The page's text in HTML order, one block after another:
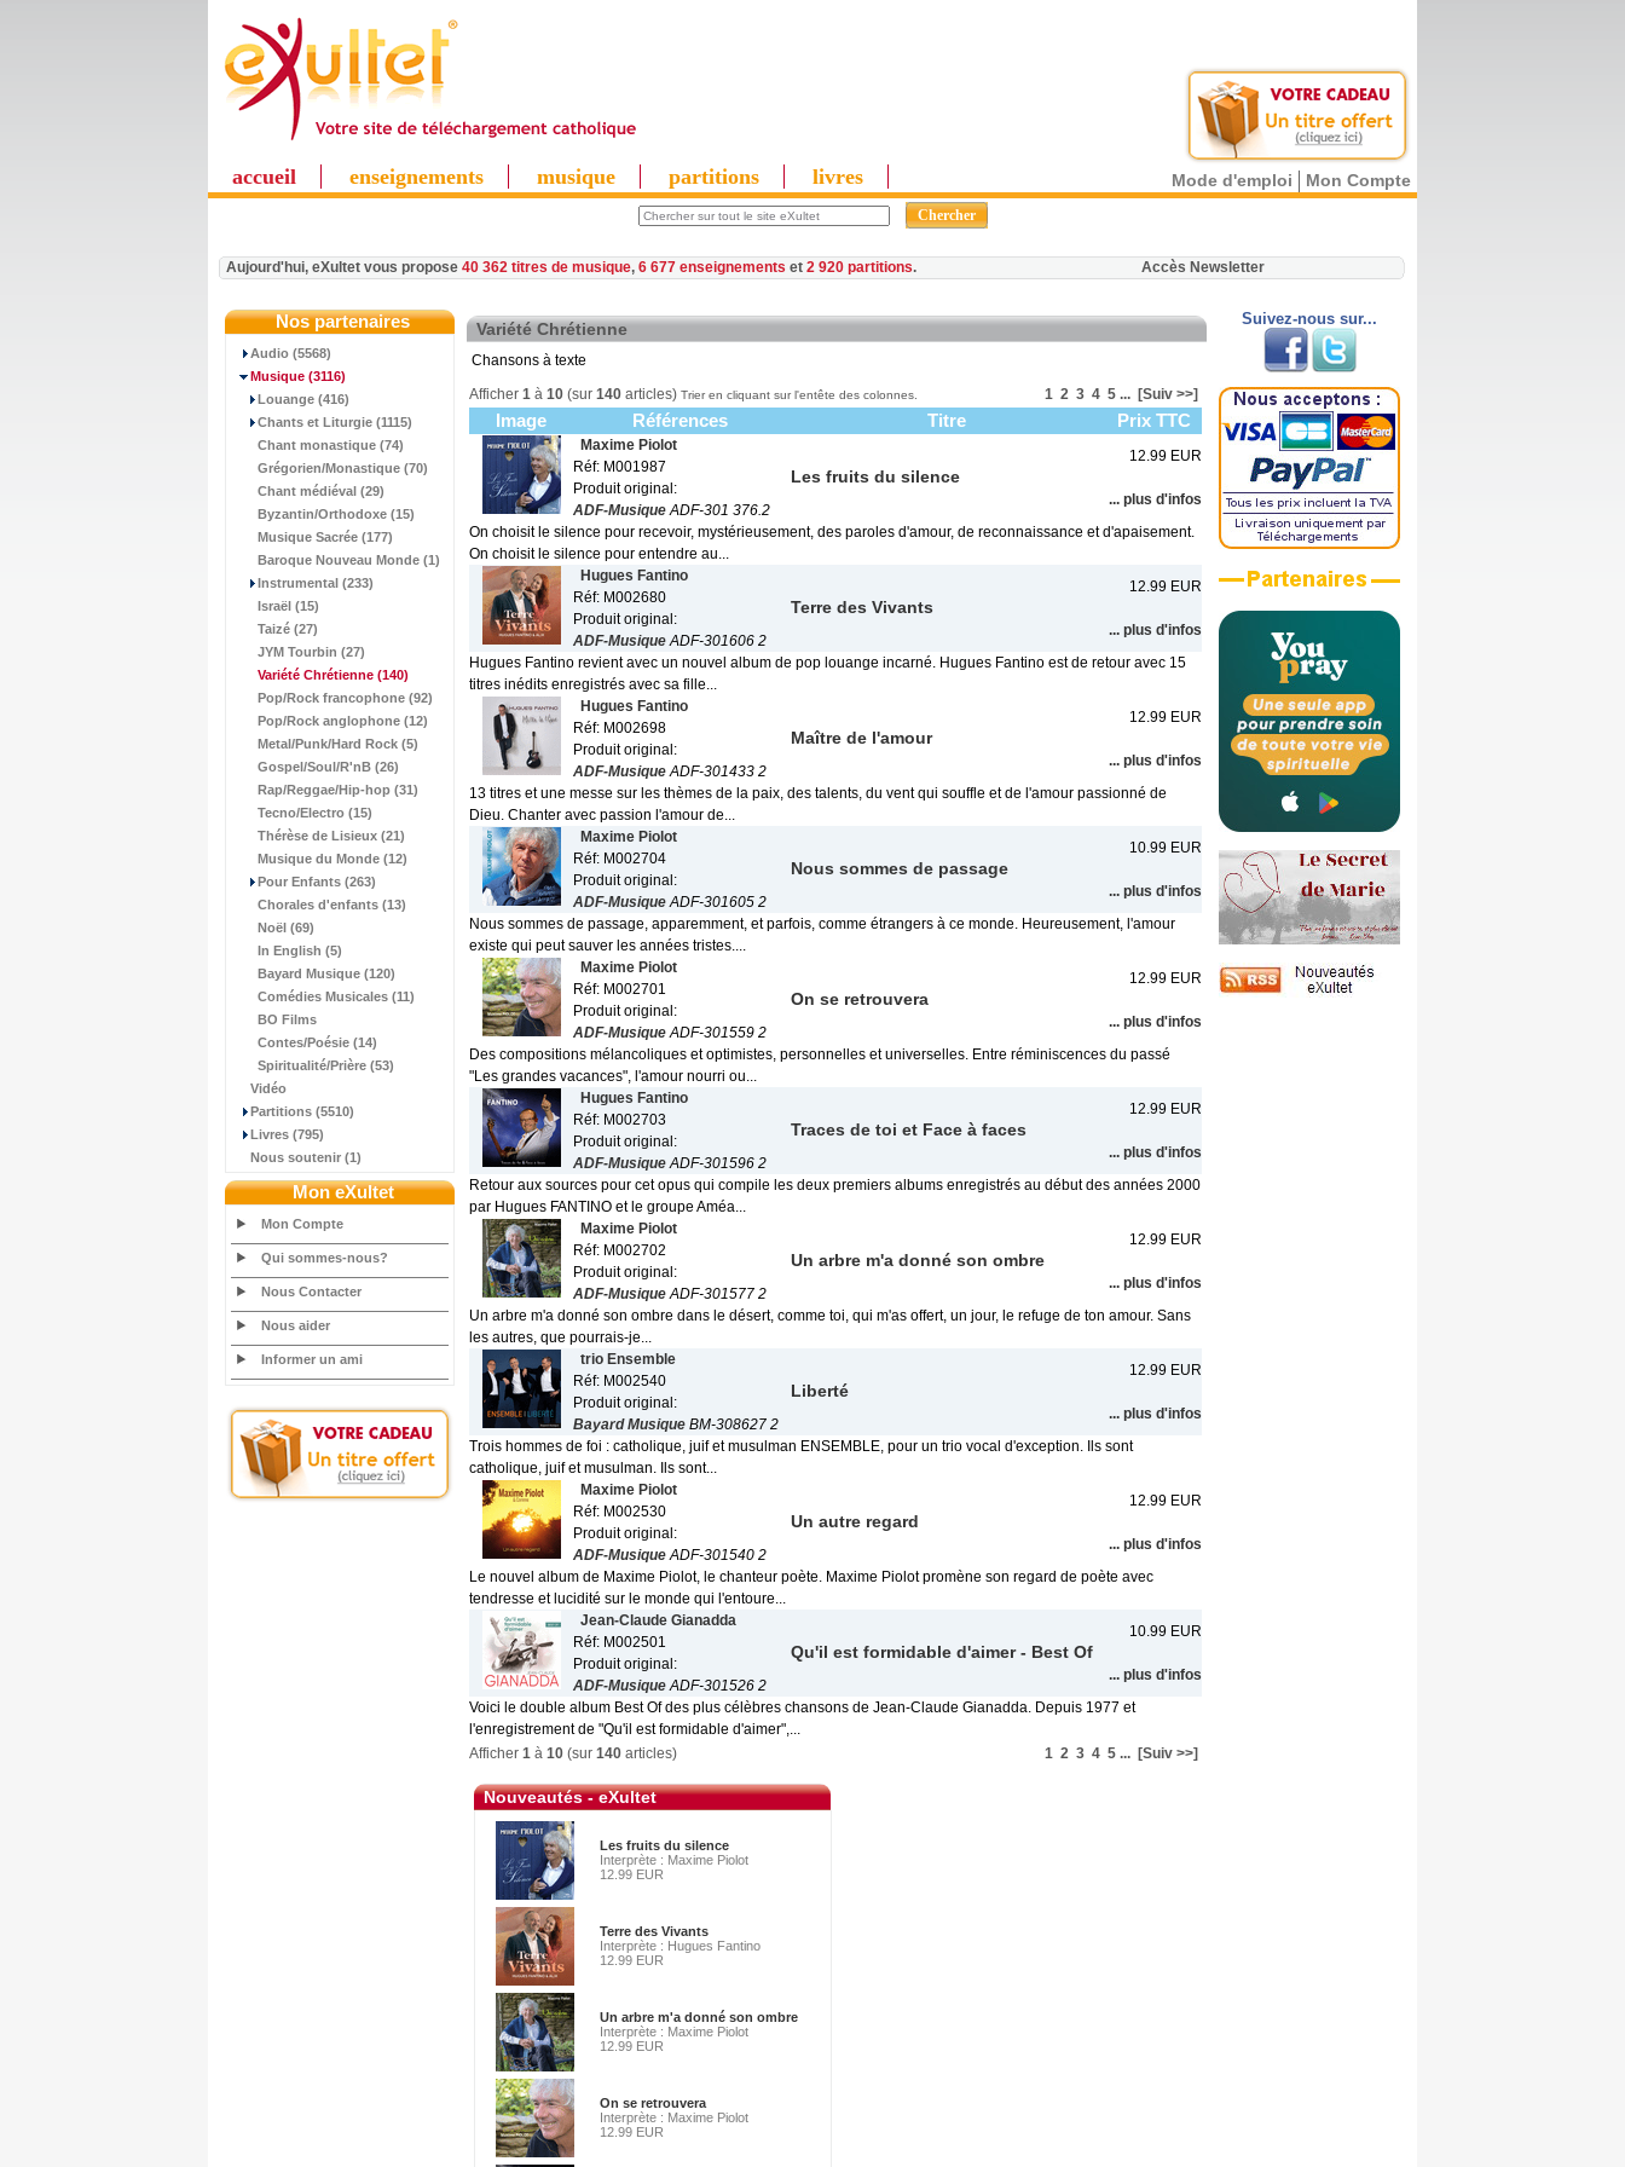
accueil enseignements musique partitions livres Mode d'emploi Mon Compte
Aujourd'hui, eXultet vous propose 40 362 titres de musique, 6 677 enseignements et 2 920 partitions. Accès Newsletter
Nos partenaires
Audio (5568)
Musique (3116)
Louange (416)
Chants et Liturgie (1115)
Chant monastique (74)
Grégorien/Monastique (70)
Chant médiéval (29)
Byzantin/Orthodoxe (15)
Musique Sacrée (177)
Baroque Nouveau Monde (1)
Instrumental (233)
Israël (15)
Taizé (27)
JYM Tourbin (27)
Variété Chrétienne (140)
Pop/Rock francophone (92)
Pop/Rock anglophone (12)
Metal/Punk/Hard Rock (5)
Gospel/Soul/R'nB (26)
Rap/Reggae/Hip-hop (31)
Tecno/Electro (15)
Thérèse de Lisieux (21)
Musique du Monde (12)
Pour Enfants (263)
Chorales d'enfants (13)
Noël (69)
In English (5)
Bayard Musique (120)
Comédies Musicales (11)
BO Films
Contes/Poésie (14)
Spiritualité/Prière (53)
Vidéo
Partitions (5510)
Livres (795)
Nous soutenir (1)
Mon eXultet
Mon Compte
Qui sommes-nous?
Nous Contacter
Nous aider
Informer un ami
Variété Chrétienne
Chansons à texte
Afficher 1 à 10 (sur 140 articles) Trier en cliquant sur l'entête des colonnes. 1 2 3 4 5 ... [Suiv >>]
Image Références Titre Prix TTC
Maxime Piolot
Réf: M001987
Produit original:
ADF-MusiqueADF-301 376.2
Les fruits du silence
12.99 EUR
... plus d'infos
On choisit le silence pour recevoir, mystérieusement, des paroles d'amour, de reconnaissance et d'apaisement.
On choisit le silence pour entendre au...
Hugues Fantino
Réf: M002680
Produit original:
ADF-MusiqueADF-301606 2
Terre des Vivants
12.99 EUR
... plus d'infos
Hugues Fantino revient avec un nouvel album de pop louange incarné. Hugues Fantino est de retour avec 15
titres inédits enregistrés avec sa fille...
Hugues Fantino
Réf: M002698
Produit original:
ADF-MusiqueADF-301433 2
Maître de l'amour
12.99 EUR
... plus d'infos
13 titres et une messe sur les thèmes de la paix, des talents, du vent qui souffle et de l'amour passionné de
Dieu. Chanter avec passion l'amour de...
Maxime Piolot
Réf: M002704
Produit original:
ADF-MusiqueADF-301605 2
Nous sommes de passage
10.99 EUR
... plus d'infos
Nous sommes de passage, apparemment, et parfois, comme étrangers à ce monde. Heureusement, l'amour
existe qui peut sauver les années tristes....
Maxime Piolot
Réf: M002701
Produit original:
ADF-MusiqueADF-301559 2
On se retrouvera
12.99 EUR
... plus d'infos
Des compositions mélancoliques et optimistes, personnelles et universelles. Entre réminiscences du passé
"Les grandes vacances", l'amour nourri ou...
Hugues Fantino
Réf: M002703
Produit original:
ADF-MusiqueADF-301596 2
Traces de toi et Face à faces
12.99 EUR
... plus d'infos
Retour aux sources pour cet opus qui compile les deux premiers albums enregistrés au début des années 2000
par Hugues FANTINO et le groupe Améa...
Maxime Piolot
Réf: M002702
Produit original:
ADF-MusiqueADF-301577 2
Un arbre m'a donné son ombre
12.99 EUR
... plus d'infos
Un arbre m'a donné son ombre dans le désert, comme toi, qui m'as offert, un jour, le refuge de ton amour. Sans
les autres, que pourrais-je...
trio Ensemble
Réf: M002540
Produit original:
Bayard Musique BM-308627 2
Liberté
12.99 EUR
... plus d'infos
Trois hommes de foi : catholique, juif et musulman ENSEMBLE, pour un trio vocal d'exception. Ils sont
catholique, juif et musulman. Ils sont...
Maxime Piolot
Réf: M002530
Produit original:
ADF-MusiqueADF-301540 2
Un autre regard
12.99 EUR
... plus d'infos
Le nouvel album de Maxime Piolot, le chanteur poète. Maxime Piolot promène son regard de poète avec
tendresse et lucidité sur le monde qui l'entoure...
Jean-Claude Gianadda
Réf: M002501
Produit original:
ADF-MusiqueADF-301526 2
Qu'il est formidable d'aimer - Best Of
10.99 EUR
... plus d'infos
Voici le double album Best Of des plus célèbres chansons de Jean-Claude Gianadda. Depuis 1977 et
l'enregistrement de "Qu'il est formidable d'aimer",...
Afficher 1 à 10 (sur 140 articles) 1 2 3 4 5 ... [Suiv >>]
Nouveautés - eXultet
Les fruits du silence
Interprète : Maxime Piolot
12.99 EUR
Terre des Vivants
Interprète : Hugues Fantino
12.99 EUR
Un arbre m'a donné son ombre
Interprète : Maxime Piolot
12.99 EUR
On se retrouvera
Interprète : Maxime Piolot
12.99 EUR
Suivez-nous sur...